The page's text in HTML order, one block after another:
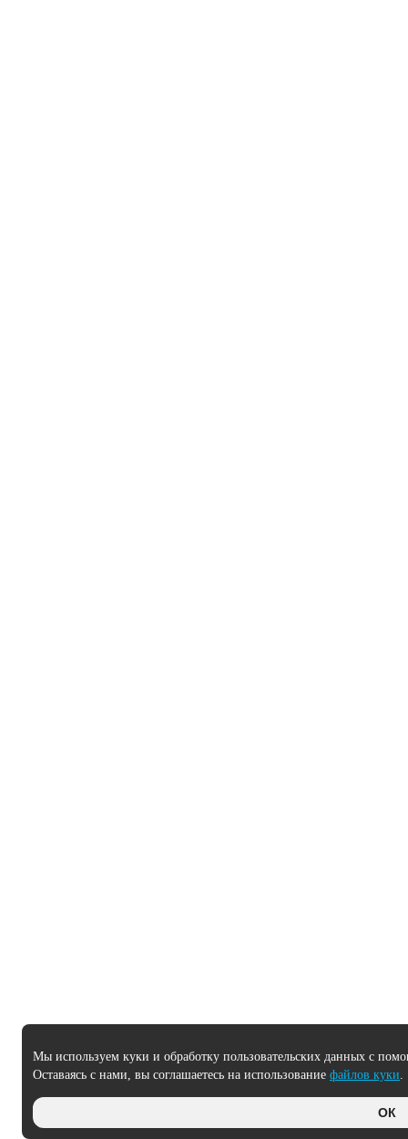
Мы используем куки и обработку пользовательских данных с
Оставаясь с нами, вы соглашаетесь на использование файлов куки.
ОК